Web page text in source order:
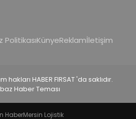
PolitikasıKünyeReklamİletişim
HABER FIRSAT 'da saklıdır.
Haber Teması
HaberMersin Lojistik